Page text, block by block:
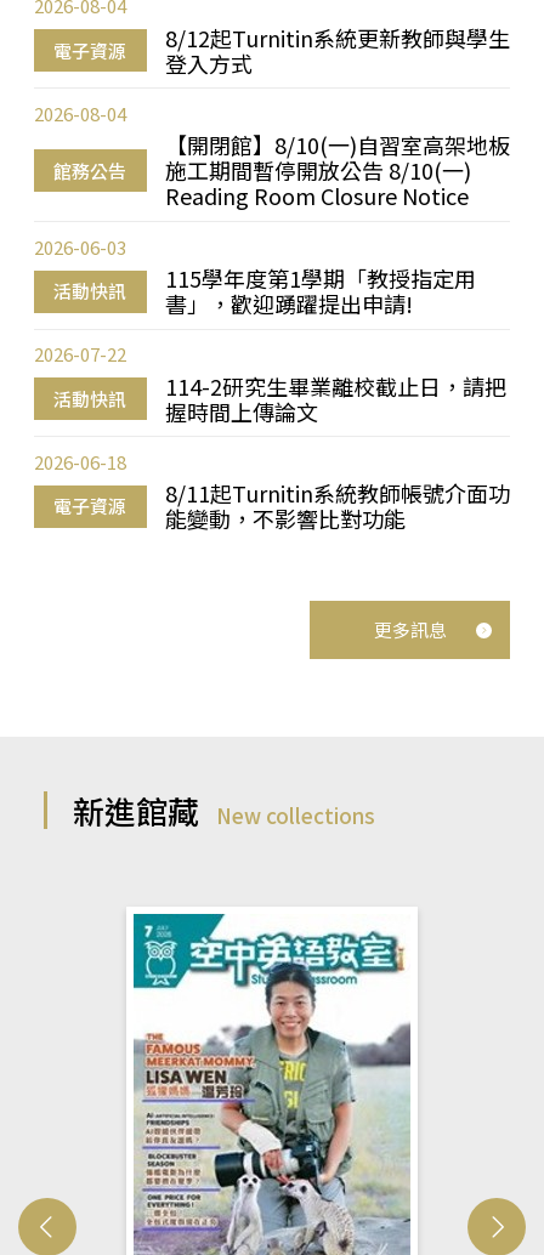
電子資源
8/12起Turnitin系統更新教師與學生
登入方式
2026-08-04
館務公告
【開閉館】8/10(一)自習室高架地板
施工期間暫停開放公告 8/10(一)
Reading Room Closure Notice
2026-08-04
活動快訊
115學年度第1學期「教授指定用
書」，歡迎踴躍提出申請!
2026-06-03
活動快訊
114-2研究生畢業離校截止日，請把
握時間上傳論文
2026-07-22
電子資源
8/11起Turnitin系統教師帳號介面功
能變動，不影響比對功能
2026-06-18
更多訊息
新進館藏 New collections